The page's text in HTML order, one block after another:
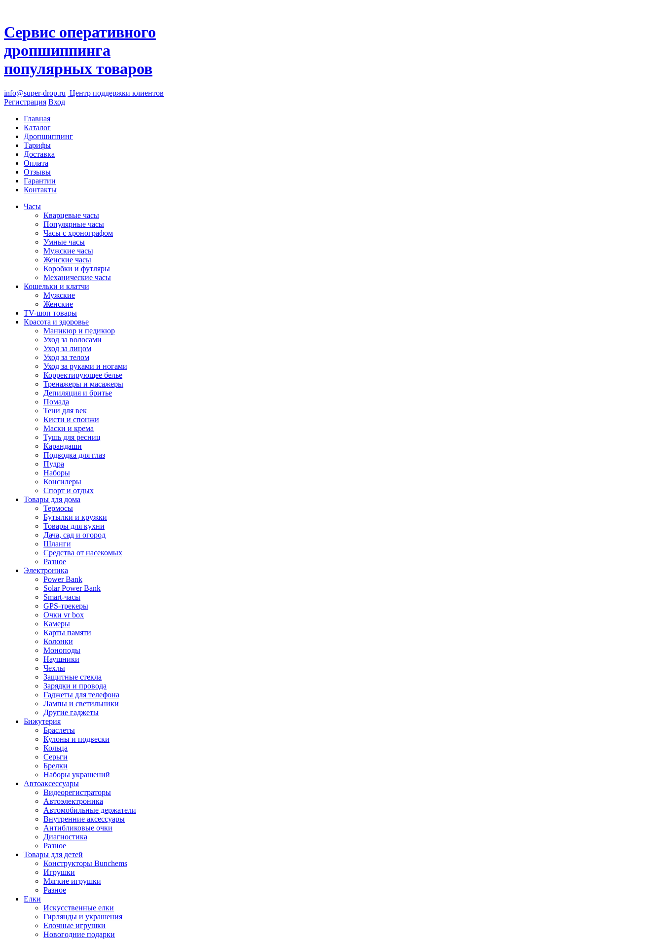
Сервис оперативного
дропшиппинга
популярных товаров
info@super-drop.ru Центр поддержки клиентов
Регистрация Вход
Главная
Каталог
Дропшиппинг
Тарифы
Доставка
Оплата
Отзывы
Гарантии
Контакты
Часы
Кварцевые часы
Популярные часы
Часы с хронографом
Умные часы
Мужские часы
Женские часы
Коробки и футляры
Механические часы
Кошельки и клатчи
Мужские
Женские
TV-шоп товары
Красота и здоровье
Маникюр и педикюр
Уход за волосами
Уход за лицом
Уход за телом
Уход за руками и ногами
Корректирующее белье
Тренажеры и масажеры
Депиляция и бритье
Помада
Тени для век
Кисти и спонжи
Маски и крема
Тушь для ресниц
Карандаши
Подводка для глаз
Пудра
Наборы
Консилеры
Спорт и отдых
Товары для дома
Термосы
Бутылки и кружки
Товары для кухни
Дача, сад и огород
Шланги
Средства от насекомых
Разное
Электроника
Power Bank
Solar Power Bank
Smart-часы
GPS-трекеры
Очки vr box
Камеры
Карты памяти
Колонки
Моноподы
Наушники
Чехлы
Защитные стекла
Зарядки и провода
Гаджеты для телефона
Лампы и светильники
Другие гаджеты
Бижутерия
Браслеты
Кулоны и подвески
Кольца
Серьги
Брелки
Наборы украшений
Автоаксессуары
Видеорегистраторы
Автоэлектроника
Автомобильные держатели
Внутренние аксессуары
Антибликовые очки
Диагностика
Разное
Товары для детей
Конструкторы Bunchems
Игрушки
Мягкие игрушки
Разное
Елки
Искусственные елки
Гирлянды и украшения
Елочные игрушки
Новогодние подарки